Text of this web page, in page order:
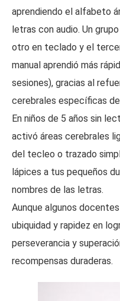
aprendiendo el alfabeto
letras con audio. Un
otro en teclado y el
manual aprendió más
sesiones), gracias al
cerebrales específicas
En niños de 5 años sin
activó áreas cerebrales
del tecleo o trazado
lápices a tus pequeños
nombres de las letras.
Aunque algunos
ubiquidad y rapidez en
perseverancia y
recompensas duraderas.